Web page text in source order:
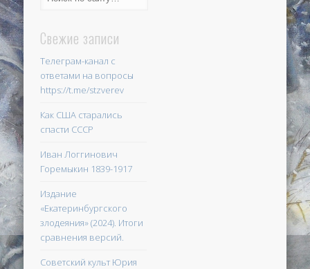
Свежие записи
Телеграм-канал с
ответами на вопросы
https://t.me/stzverev
Как США старались
спасти СССР
Иван Логгинович
Горемыкин 1839-1917
Издание
«Екатеринбургского
злодеяния» (2024). Итоги
сравнения версий.
Советский культ Юрия